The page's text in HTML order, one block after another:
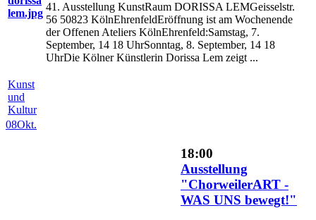
41. Ausstellung KunstRaum DORISSA LEMGeisselstr.
56 50823 KölnEhrenfeldEröffnung ist am Wochenende
der Offenen Ateliers KölnEhrenfeld:Samstag, 7.
September, 14 18 UhrSonntag, 8. September, 14 18
UhrDie Kölner Künstlerin Dorissa Lem zeigt ...
Kunst
und
Kultur
08Okt.
18:00
Ausstellung
"ChorweilerART -
WAS UNS bewegt!"